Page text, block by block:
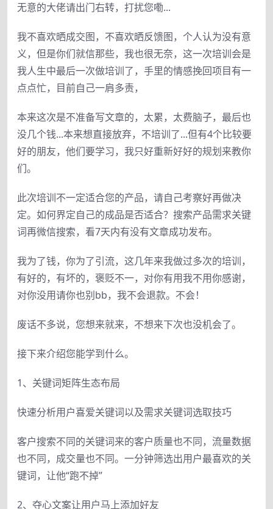
无意的大佬请出门右转，打扰您嘞...
我不喜欢晒成交图，不喜欢晒反馈图，个人认为没有意
义，但是你们就信那些，我也很无奈，这一次培训会是
我人生中最后一次做培训了，手里的情感挽回项目有一
点点忙，目前自己一肩多责，
本来这次是不准备写文章的，太累，太费脑子，最后也
没几个钱...本来想直接放弃，不培训了...但有4个比较要
好的朋友，他们要学习，我只好重新好好的规划来教你
们。
此次培训不一定适合您的产品，请自己考察好再做决
定。如何界定自己的成品是否适合？搜索产品需求关键
词再微信搜索，看7天内有没有文章成功发布。
我为了钱，你为了引流，这几年来我做过多次的培训，
有好的，有坏的，褒贬不一，对你有用我不用你感谢，
对你没用请你也别bb，我不会退款。不会！
废话不多说，您想来就来，不想来下次也没机会了。
接下来介绍您能学到什么。
1、关键词矩阵生态布局
快速分析用户喜爱关键词以及需求关键词选取技巧
客户搜索不同的关键词来的客户质量也不同，流量数据
也不同，成交量也不同。一分钟筛选出用户最喜欢的关
键词，让他“跑不掉”
2、夺心文案让用户马上添加好友